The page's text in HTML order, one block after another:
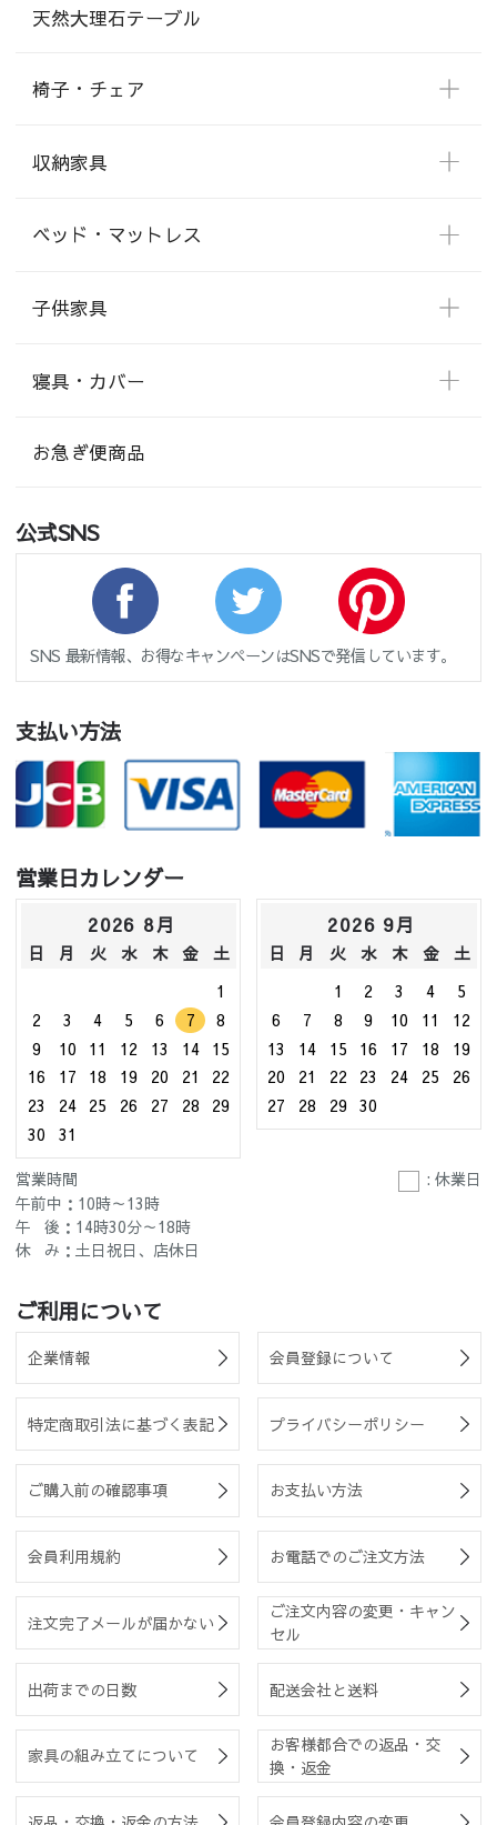
天然大理石テーブル
椅子・チェア
収納家具
ベッド・マットレス
子供家具
寝具・カバー
お急ぎ便商品
公式SNS
SNS 最新情報、お得なキャンペーンはSNSで発信しています。
支払い方法
営業日カレンダー
2026 8月
日 月 火 水 木 金
土
1
2
3 4 5 6 7
8
9
10 11 12 13 14
15
16
17 18 19 20 21
22
23
24 25 26 27 28
29
30
31
2026 9月
日 月 火 水 木 金
土
1
2 3 4
5
6
7 8 9 10 11
12
13
14 15 16 17 18
19
20
21 22 23 24 25
26
27
28 29 30
営業時間
: 休業日
午前中：10時～13時
午 後：14時30分～18時
休 み：土日祝日、店休日
ご利用について
企業情報 会員登録について
特定商取引法に基づく表記 プライバシーポリシー
ご購入前の確認事項 お支払い方法
会員利用規約 お電話でのご注文方法
注文完了メールが届かない
ご注文内容の変更・キャン
セル
出荷までの日数 配送会社と送料
家具の組み立てについて
お客様都合での返品・交
換・返金